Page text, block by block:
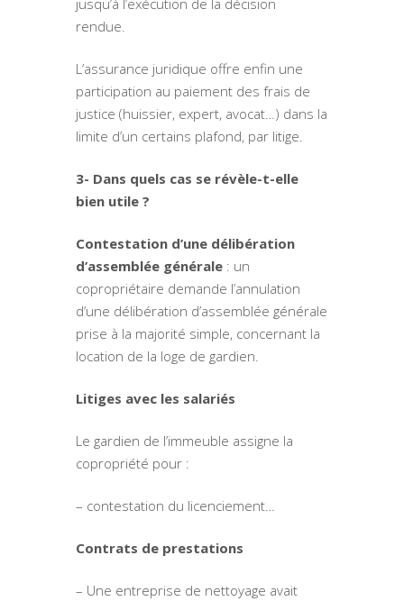
rendue.
L’assurance juridique offre enfin une
participation au paiement des frais de
justice (huissier, expert, avocat…) dans la
limite d’un certains plafond, par litige.
3- Dans quels cas se révèle-t-elle
bien utile ?
Contestation d’une délibération
d’assemblée générale : un
copropriétaire demande l’annulation
d’une délibération d’assemblée générale
prise à la majorité simple, concernant la
location de la loge de gardien.
Litiges avec les salariés
Le gardien de l’immeuble assigne la
copropriété pour :
– contestation du licenciement…
Contrats de prestations
– Une entreprise de nettoyage avait